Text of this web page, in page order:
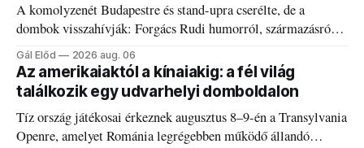
A komolyzenét Budapestre és stand-upra cserélte, de a
dombok visszahívják: Forgács Rudi humorról, származásról
és határokról.
Gál Előd 2026 aug. 06
Az amerikaiaktól a kínaiakig: a fél világ
találkozik egy udvarhelyi domboldalon
Tíz ország játékosai érkeznek augusztus 8–9-én a Transylvania
Openre, amelyet Románia legrégebben működő állandó